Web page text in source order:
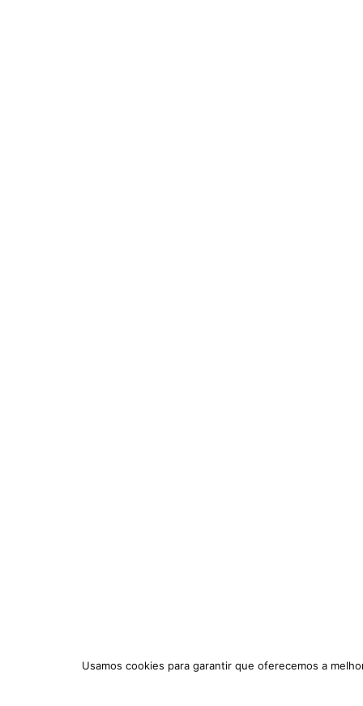
Usamos cookies para garantir que oferecemos a